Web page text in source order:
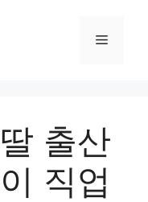
Menu
출산
직업